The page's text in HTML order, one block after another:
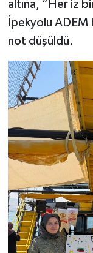
altına, “Her iz
İpekyolu ADEM
not düşüldü.